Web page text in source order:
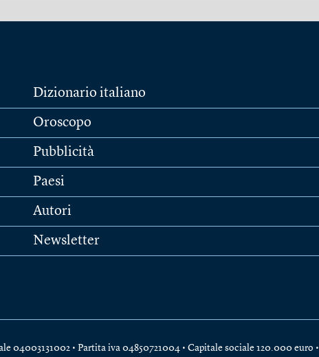
Dizionario italiano
Oroscopo
Pubblicità
Paesi
Autori
Newsletter
04003131002 • Partita iva 04850721004 • Capitale sociale 120.000 euro •